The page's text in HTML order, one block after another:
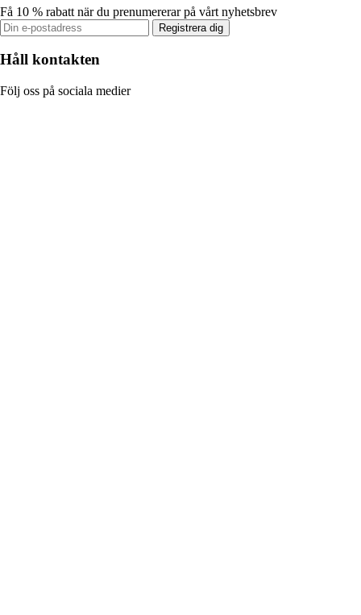
Få 10 % rabatt när du prenumererar på vårt nyhetsbrev
Registrera dig
Håll kontakten
Följ oss på sociala medier